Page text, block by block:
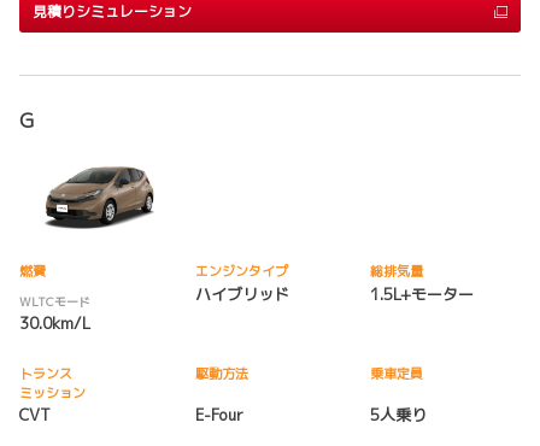
見積りシミュレーション
G
燃費
WLTCモード
30.0km/L
エンジンタイプ
ハイブリッド
総排気量
1.5L+モーター
トランス
ミッション
CVT
駆動方法
E-Four
乗車定員
5人乗り